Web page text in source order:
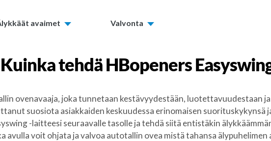
avaimet Valvonta
Kuinka tehdäHBopeners
ovenavaaja, joka tunnetaan kestävyydestään,
suosiota asiakkaiden keskuudessa erinomaisen suorituskykynsä
-laitteesi seuraavalle tasolle ja tehdä siitä entistäkin
avulla voit ohjata ja valvoa autotallin ovea mistä tahansa älypuhelimen